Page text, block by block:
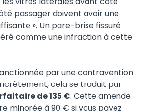
passager doivent avoir une
». Un pare-brise fissuré
comme une infraction à cette
par une contravention
cela se traduit par
de 135 €. Cette amende
minorée à 90 € si vous payez